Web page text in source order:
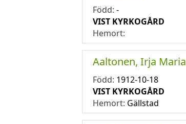
Född: -
VIST KYRKOGÅRD
Hemort:
Aaltonen, Irja Maria
Född: 1912-10-18
VIST KYRKOGÅRD
Hemort: Gällstad